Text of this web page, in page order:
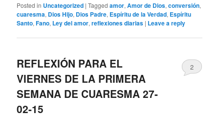
Posted in Uncategorized |Tagged amor,Amor de Dios,conversión,
cuaresma, Dios Hijo, Dios Padre, Espíritu de la Verdad, Espíritu
Santo,Fano, Ley del amor,reflexiones diarias | Leave a reply
REFLEXIÓN PARA EL
VIERNES DE LA PRIMERA
SEMANA DE CUARESMA 27-
02-15
2